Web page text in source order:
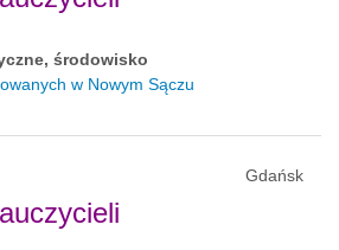
środowisko
w Nowym Sączu
Gdańsk